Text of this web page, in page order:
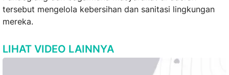
tersebut mengelola kebersihan dan sanitasi lingkungan
mereka.
LIHAT VIDEO LAINNYA